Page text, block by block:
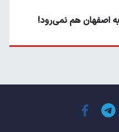
به اصفهان هم نمی‌رود!